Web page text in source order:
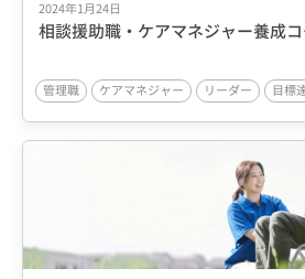
2024年1月24日
相談援助職・ケアマネジャー養成
管理職 ケアマネジャー リーダー 目標